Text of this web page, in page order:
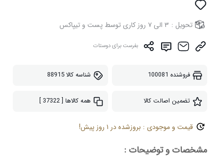
تحویل : ۳ الی ۷ روز کاری توسط پست و تیپاکس
بفرست برای دوستات
فروشنده 100081 شناسه کالا88915
تضمین اصالت کالا همه کالاها [ 37322 ]
قیمت و موجودی : بروزشده در ۱ روز پیش!
مشخصات و توضیحات :